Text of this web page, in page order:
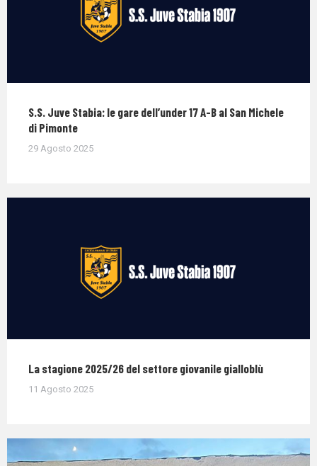
S.S. Juve Stabia: le gare dell’under 17 A-B al San Michele
di Pimonte
29 Agosto 2025
La stagione 2025/26 del settore giovanile gialloblù
11 Agosto 2025